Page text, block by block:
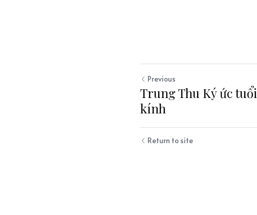
Previous
Trung Thu Ký ức
kính
Return to site